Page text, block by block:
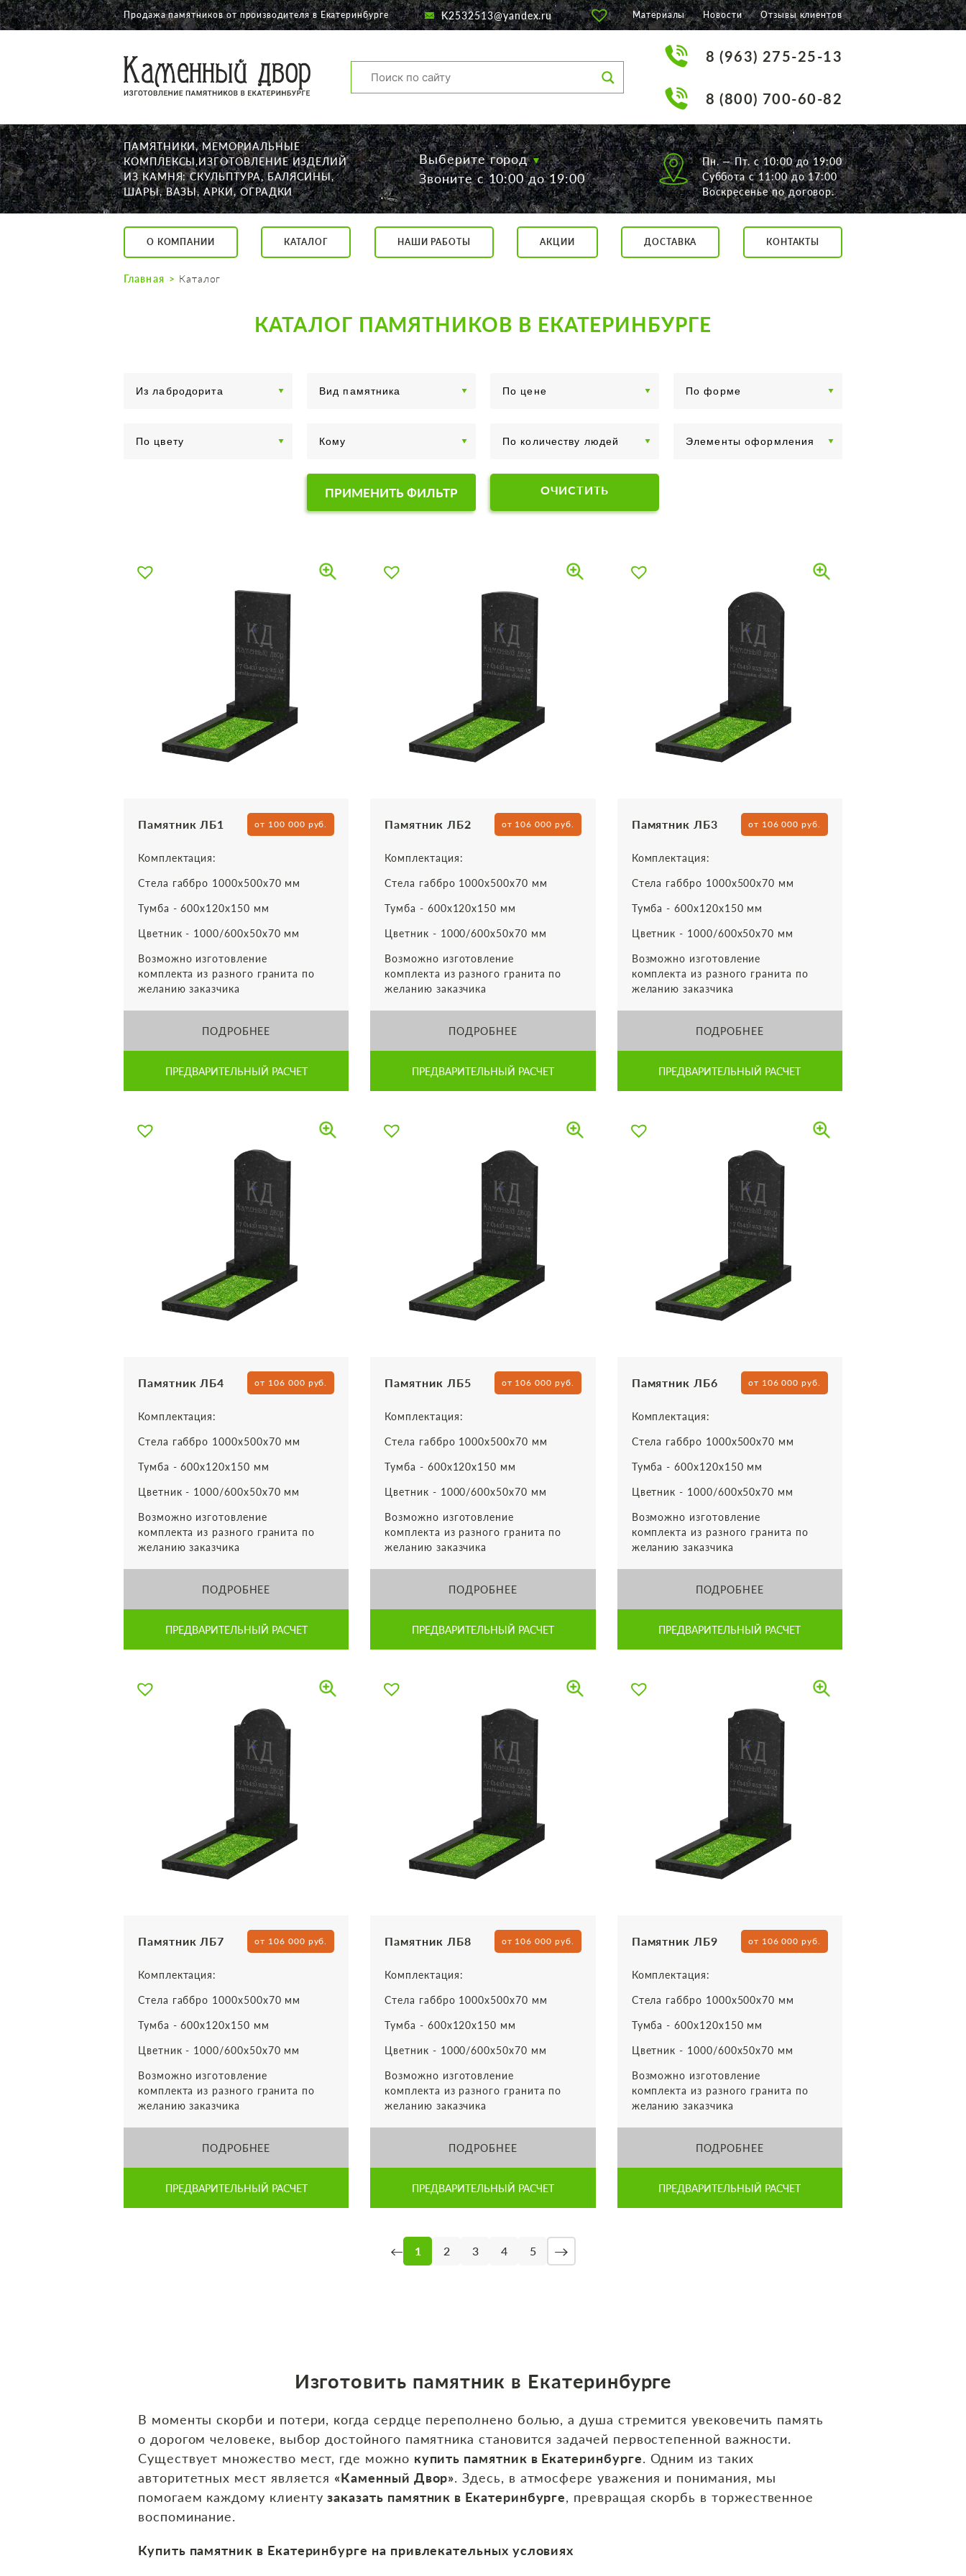
О КОМПАНИИ
КАТАЛОГ
НАШИ РАБОТЫ
АКЦИИ
ДОСТАВКА
КОНТАКТЫ
K2532513@yandex.ru
Екатеринбург, Щорса, 56
Продажа памятников от производителя в Екатеринбурге K2532513@yandex.ru Материалы Новости Отзывы клиентов
8 (963) 275-25-13
8 (800) 700-60-82
ПАМЯТНИКИ, МЕМОРИАЛЬНЫЕ
КОМПЛЕКСЫ,ИЗГОТОВЛЕНИЕ ИЗДЕЛИЙ
ИЗ КАМНЯ: СКУЛЬПТУРА, БАЛЯСИНЫ,
ШАРЫ, ВАЗЫ, АРКИ, ОГРАДКИ
Выберите город
Звоните с 10:00 до 19:00
Пн. — Пт. с 10:00 до 19:00
Суббота с 11:00 до 17:00
Воскресенье по договор.
О КОМПАНИИ КАТАЛОГ НАШИ РАБОТЫ АКЦИИ ДОСТАВКА КОНТАКТЫ
Главная Каталог
КАТАЛОГ ПАМЯТНИКОВ В ЕКАТЕРИНБУРГЕ
ПРИМЕНИТЬ ФИЛЬТР ОЧИСТИТЬ
Памятник ЛБ1 от 100 000 руб.
Комплектация:
Стела габбро 1000х500х70 мм
Тумба - 600х120х150 мм
Цветник - 1000/600х50х70 мм
Возможно изготовление
комплекта из разного гранита по
желанию заказчика
ПОДРОБНЕЕ
ПРЕДВАРИТЕЛЬНЫЙ РАСЧЕТ
Памятник ЛБ2 от 106 000 руб.
Комплектация:
Стела габбро 1000х500х70 мм
Тумба - 600х120х150 мм
Цветник - 1000/600х50х70 мм
Возможно изготовление
комплекта из разного гранита по
желанию заказчика
ПОДРОБНЕЕ
ПРЕДВАРИТЕЛЬНЫЙ РАСЧЕТ
Памятник ЛБ3 от 106 000 руб.
Комплектация:
Стела габбро 1000х500х70 мм
Тумба - 600х120х150 мм
Цветник - 1000/600х50х70 мм
Возможно изготовление
комплекта из разного гранита по
желанию заказчика
ПОДРОБНЕЕ
ПРЕДВАРИТЕЛЬНЫЙ РАСЧЕТ
Памятник ЛБ4 от 106 000 руб.
Комплектация:
Стела габбро 1000х500х70 мм
Тумба - 600х120х150 мм
Цветник - 1000/600х50х70 мм
Возможно изготовление
комплекта из разного гранита по
желанию заказчика
ПОДРОБНЕЕ
ПРЕДВАРИТЕЛЬНЫЙ РАСЧЕТ
Памятник ЛБ5 от 106 000 руб.
Комплектация:
Стела габбро 1000х500х70 мм
Тумба - 600х120х150 мм
Цветник - 1000/600х50х70 мм
Возможно изготовление
комплекта из разного гранита по
желанию заказчика
ПОДРОБНЕЕ
ПРЕДВАРИТЕЛЬНЫЙ РАСЧЕТ
Памятник ЛБ6 от 106 000 руб.
Комплектация:
Стела габбро 1000х500х70 мм
Тумба - 600х120х150 мм
Цветник - 1000/600х50х70 мм
Возможно изготовление
комплекта из разного гранита по
желанию заказчика
ПОДРОБНЕЕ
ПРЕДВАРИТЕЛЬНЫЙ РАСЧЕТ
Памятник ЛБ7 от 106 000 руб.
Комплектация:
Стела габбро 1000х500х70 мм
Тумба - 600х120х150 мм
Цветник - 1000/600х50х70 мм
Возможно изготовление
комплекта из разного гранита по
желанию заказчика
ПОДРОБНЕЕ
ПРЕДВАРИТЕЛЬНЫЙ РАСЧЕТ
Памятник ЛБ8 от 106 000 руб.
Комплектация:
Стела габбро 1000х500х70 мм
Тумба - 600х120х150 мм
Цветник - 1000/600х50х70 мм
Возможно изготовление
комплекта из разного гранита по
желанию заказчика
ПОДРОБНЕЕ
ПРЕДВАРИТЕЛЬНЫЙ РАСЧЕТ
Памятник ЛБ9 от 106 000 руб.
Комплектация:
Стела габбро 1000х500х70 мм
Тумба - 600х120х150 мм
Цветник - 1000/600х50х70 мм
Возможно изготовление
комплекта из разного гранита по
желанию заказчика
ПОДРОБНЕЕ
ПРЕДВАРИТЕЛЬНЫЙ РАСЧЕТ
← 1 2 3 4 5 →
Изготовить памятник в Екатеринбурге
В моменты скорби и потери, когда сердце переполнено болью, а душа стремится увековечить память
о дорогом человеке, выбор достойного памятника становится задачей первостепенной важности.
Существует множество мест, где можно купить памятник в Екатеринбурге. Одним из таких
авторитетных мест является «Каменный Двор». Здесь, в атмосфере уважения и понимания, мы
помогаем каждому клиентузаказать памятник в Екатеринбурге, превращая скорбь в торжественное
воспоминание.
Купить памятник в Екатеринбурге на привлекательных условиях